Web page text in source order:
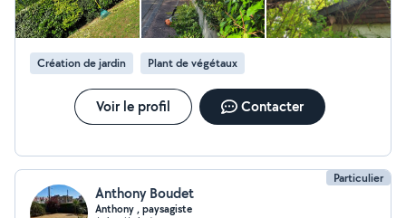
Création de jardin Plant de végétaux
Voir le profil Contacter
Particulier
Anthony Boudet
Anthony , paysagiste